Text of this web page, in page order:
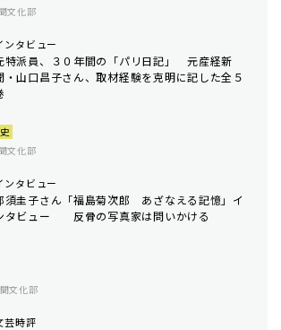
文化部
ンタビュー
特派員、３０年間の「パリ日記」 元産経新
・山口昌子さん、取材経験を克明に記した全５
文化部
ンタビュー
須圭子さん「福島菊次郎 あざなえる記憶」イ
タビュー 反骨の写真家は問いかける
文化部
芸時評